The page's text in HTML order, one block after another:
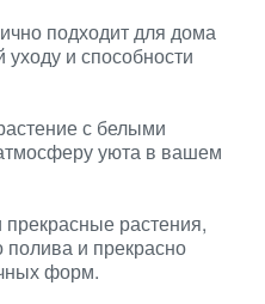
подходит для дома
и способности
с белыми
уюта в вашем
растения,
полива и прекрасно
форм.